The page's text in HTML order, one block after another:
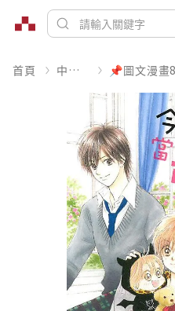
首頁 中文書